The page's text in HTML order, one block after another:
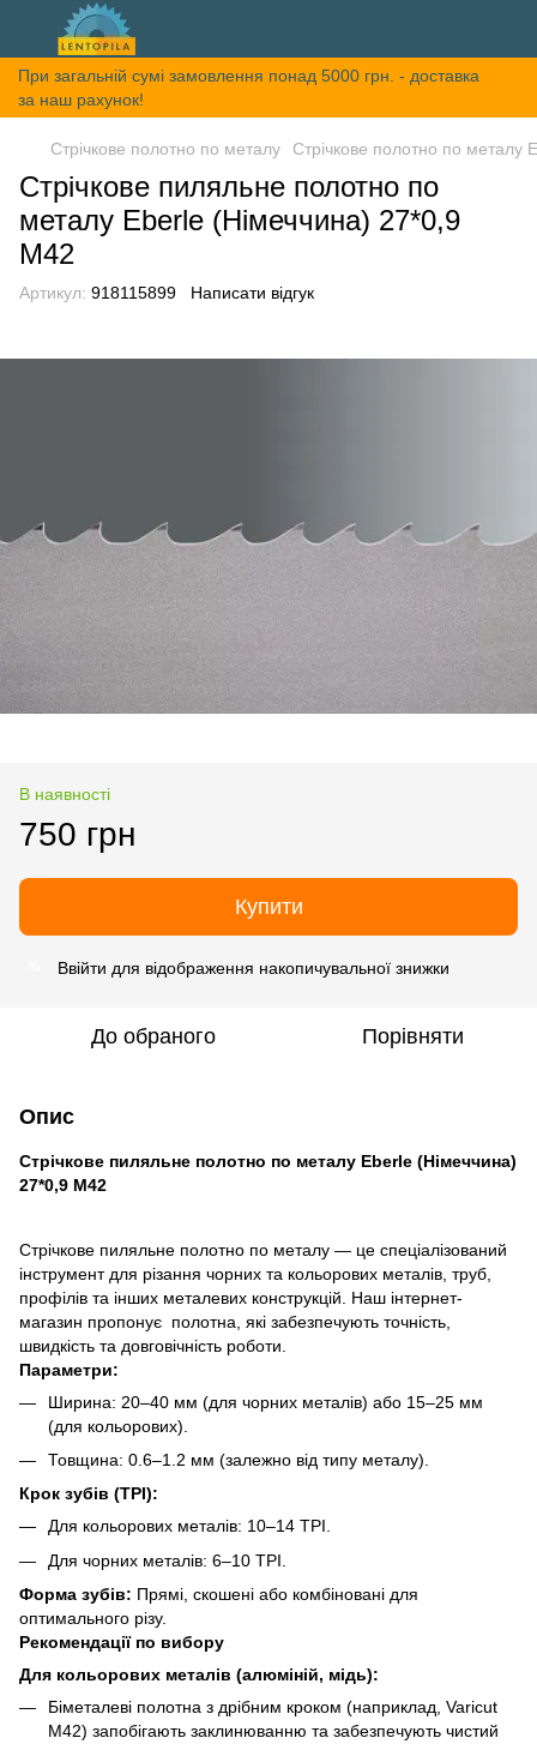
При загальній сумі замовлення понад 5000 грн. - доставка
за наш рахунок!
Стрічкове полотно по металу Стрічкове полотно по металу
Стрічкове пиляльне полотно по
металу Eberle (Німеччина) 27*0,9
M42
Артикул: 918115899 Написати відгук
В наявності
750 грн
Купити
Ввійти для відображення накопичувальної знижки
До обраного Порівняти
Опис
Стрічкове пиляльне полотно по металу Eberle (Німеччина)
27*0,9 M42
Стрічкове пиляльне полотно по металу — це спеціалізований
інструмент для різання чорних та кольорових металів, труб,
профілів та інших металевих конструкцій. Наш інтернет-
магазин пропонує полотна, які забезпечують точність,
швидкість та довговічність роботи.
Параметри:
Ширина: 20–40 мм (для чорних металів) або 15–25 мм
(для кольорових).
Товщина: 0.6–1.2 мм (залежно від типу металу).
Крок зубів (TPI):
Для кольорових металів: 10–14 TPI.
Для чорних металів: 6–10 TPI.
Форма зубів: Прямі, скошені або комбіновані для
оптимального різу.
Рекомендації по вибору
Для кольорових металів (алюміній, мідь):
Біметалеві полотна з дрібним кроком (наприклад, Varicut
M42) запобігають заклинюванню та забезпечують чистий